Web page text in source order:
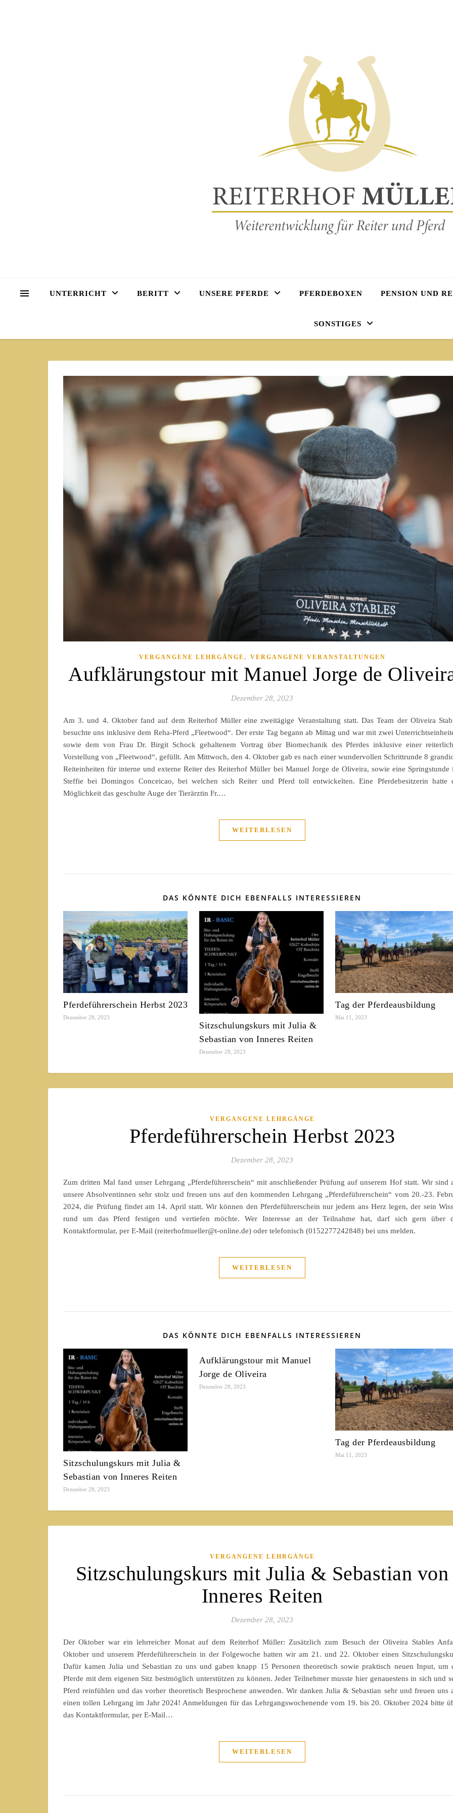
UNTERRICHT BERITT UNSERE PFERDE PFERDEBOXEN PENSION UND
SONSTIGES
VERGANGENE LEHRGÄNGE , VERGANGENE VERANSTALTUNGEN
Aufklärungstour mit Manuel Jorge de
Dezember 28, 2023
Am 3. und 4. Oktober fand auf dem Reiterhof Müller eine zweitägige Veranstaltung statt. Das Team der Oliveira
besuchte uns inklusive dem Reha-Pferd „Fleetwood“. Der erste Tag begann ab Mittag und war mit zwei
sowie dem von Frau Dr. Birgit Schock gehaltenem Vortrag über Biomechanik des Pferdes inklusive einer
Vorstellung von „Fleetwood“, gefüllt. Am Mittwoch, den 4. Oktober gab es nach einer wundervollen Schrittrunde 8
Reiteinheiten für interne und externe Reiter des Reiterhof Müller bei Manuel Jorge de Oliveira, sowie eine Springstunde
Steffie bei Domingos Conceicao, bei welchen sich Reiter und Pferd toll entwickelten. Eine Pferdebesitzerin hatte
Möglichkeit das geschulte Auge der Tierärztin Fr.…
WEITERLESEN
DAS KÖNNTE DICH EBENFALLS INTERESSIEREN
Pferdeführerschein Herbst 2023
Dezember 28, 2023
Sitzschulungskurs mit Julia &
Sebastian von Inneres Reiten
Dezember 28, 2023
Tag der Pferdeausbildung
Mai 11, 2023
VERGANGENE LEHRGÄNGE
Pferdeführerschein Herbst 2023
Dezember 28, 2023
Zum dritten Mal fand unser Lehrgang „Pferdeführerschein“ mit anschließender Prüfung auf unserem Hof statt. Wir sind
unsere Absolventinnen sehr stolz und freuen uns auf den kommenden Lehrgang „Pferdeführerschein“ vom 20.-23.
2024, die Prüfung findet am 14. April statt. Wir können den Pferdeführerschein nur jedem ans Herz legen, der sein
rund um das Pferd festigen und vertiefen möchte. Wer Interesse an der Teilnahme hat, darf sich gern über
Kontaktformular, per E-Mail (reiterhofmueller@t-online.de) oder telefonisch (0152277242848) bei uns melden.
WEITERLESEN
DAS KÖNNTE DICH EBENFALLS INTERESSIEREN
Sitzschulungskurs mit Julia &
Sebastian von Inneres Reiten
Dezember 28, 2023
Aufklärungstour mit Manuel
Jorge de Oliveira
Dezember 28, 2023
Tag der Pferdeausbildung
Mai 11, 2023
VERGANGENE LEHRGÄNGE
Sitzschulungskurs mit Julia & Sebastian von
Inneres Reiten
Dezember 28, 2023
Der Oktober war ein lehrreicher Monat auf dem Reiterhof Müller: Zusätzlich zum Besuch der Oliveira Stables
Oktober und unserem Pferdeführerschein in der Folgewoche hatten wir am 21. und 22. Oktober einen
Dafür kamen Julia und Sebastian zu uns und gaben knapp 15 Personen theoretisch sowie praktisch neuen Input, um
Pferde mit dem eigenen Sitz bestmöglich unterstützen zu können. Jeder Teilnehmer musste hier genauestens in sich und
Pferd reinfühlen und das vorher theoretisch Besprochene anwenden. Wir danken Julia & Sebastian sehr und freuen uns
einen tollen Lehrgang im Jahr 2024! Anmeldungen für das Lehrgangswochenende vom 19. bis 20. Oktober 2024 bitte
das Kontaktformular, per E-Mail…
WEITERLESEN